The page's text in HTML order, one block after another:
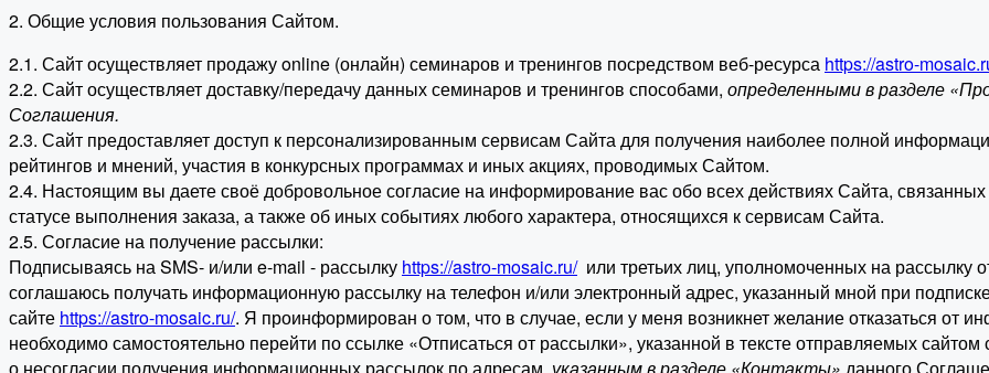
2. Общие условия пользования Сайтом.
2.1. Сайт осуществляет продажу online (онлайн) семинаров и тренингов посредством веб-ресурса https://astro-
2.2. Сайт осуществляет доставку/передачу данных семинаров и тренингов способами, определенными в разделе
Соглашения.
2.3. Сайт предоставляет доступ к персонализированным сервисам Сайта для получения наиболее полной
рейтингов и мнений, участия в конкурсных программах и иных акциях, проводимых Сайтом.
2.4. Настоящим вы даете своё добровольное согласие на информирование вас обо всех действиях Сайта,
статусе выполнения заказа, а также об иных событиях любого характера, относящихся к сервисам Сайта.
2.5. Согласие на получение рассылки:
Подписываясь на SMS- и/или e-mail - рассылку https://astro-mosaic.ru/или третьих лиц, уполномоченных на рассылку
соглашаюсь получать информационную рассылку на телефон и/или электронный адрес, указанный мной при
сайте https://astro-mosaic.ru/. Я проинформирован о том, что в случае, если у меня возникнет желание отказаться от
необходимо самостоятельно перейти по ссылке «Отписаться от рассылки», указанной в тексте отправляемых